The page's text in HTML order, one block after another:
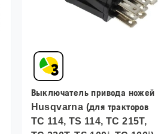
Выключатель привода ножей
Husqvarna (для тракторов
TC 114, TS 114, TC 215T,